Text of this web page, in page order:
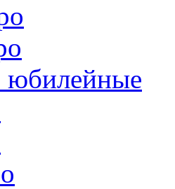
юбилейные